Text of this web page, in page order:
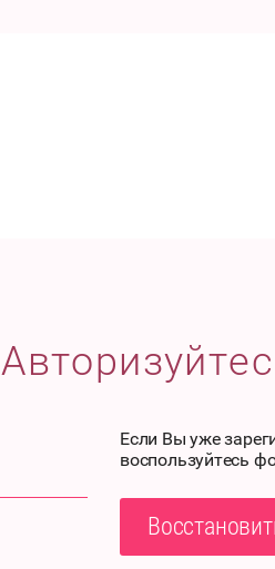
Если Вы уже
воспользуйтесь